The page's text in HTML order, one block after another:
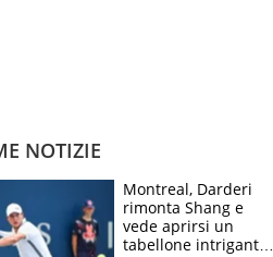
NOTIZIE
Montreal, Darderi
rimonta Shang e
vede aprirsi un
tabellone intrigante: